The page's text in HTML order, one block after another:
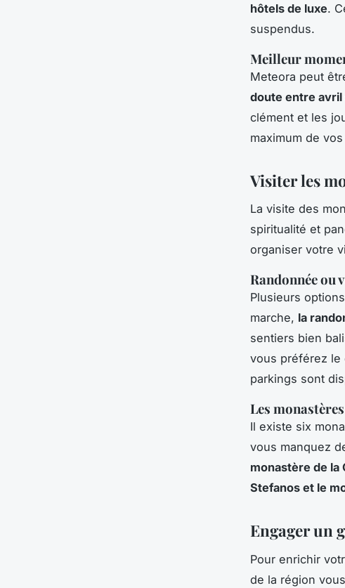
hôtels de luxe.
suspendus.
Meilleur
Meteora peut
doute entre
clément et les
maximum de
Visiter les
La visite des
spiritualité et
organiser votre
Randonnée ou
Plusieurs
marche, la
sentiers bien
vous préférez le
parkings sont
Les
Il existe six
vous manquez
monastère de la
Stefanos et le
Engager un
Pour enrichir
de la région